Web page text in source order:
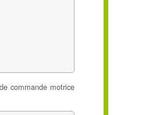
commande motrice